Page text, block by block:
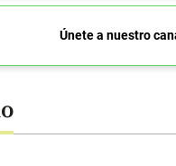
Únete a nuestro